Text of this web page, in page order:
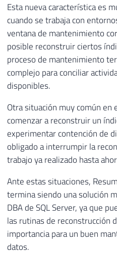
Esta nueva característica es
cuando se trabaja con
ventana de mantenimiento
posible reconstruir ciertos
proceso de mantenimiento
complejo para conciliar
disponibles.
Otra situación muy común en
comenzar a reconstruir un
experimentar contención de
obligado a interrumpir la
trabajo ya realizado hasta
Ante estas situaciones,
termina siendo una solución
DBA de SQL Server, ya que
las rutinas de reconstrucción
importancia para un buen
datos.